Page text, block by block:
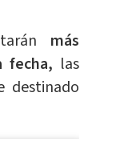
más
fecha, las
destinado